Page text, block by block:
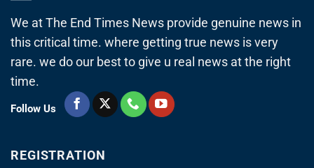
We at The End Times News provide genuine news in
this critical time. where getting true news is very
rare. we do our best to give u real news at the right
time.
Follow Us
REGISTRATION